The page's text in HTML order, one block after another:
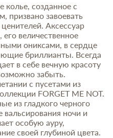
колье, созданное с
призвано завоевать
Аксессуар
его величественное
ониксами, в сердце
бриллианты. Всегда
в себе вечную красоту
забыть.
с пусетами из
FORGET ME NOT.
из гладкого черного
вальсирования ночи и
особую ауру,
своей глубиной цвета.